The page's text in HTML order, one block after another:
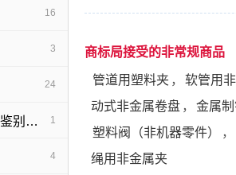
16
3
24
医院用非金属制身份鉴别手环 1
4
商标局接受的非常规商品
管道用塑料夹 ， 软管用
动式非金属卷盘 ， 金属
塑料阀（非机器零件）
，
绳用非金属夹